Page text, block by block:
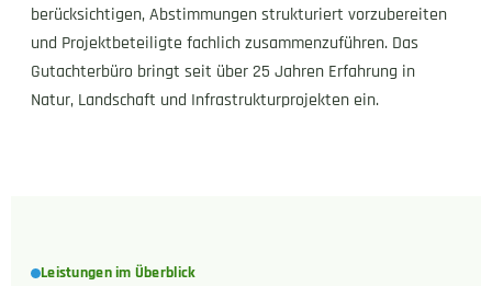
berücksichtigen, Abstimmungen strukturiert vorzubereiten
und Projektbeteiligte fachlich zusammenzuführen. Das
Gutachterbüro bringt seit über 25 Jahren Erfahrung in
Natur, Landschaft und Infrastrukturprojekten ein.
Leistungen im Überblick